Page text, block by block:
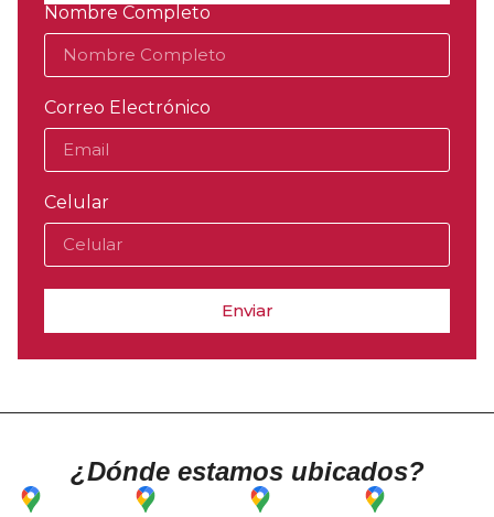
Nombre Completo
Correo Electrónico
Celular
Enviar
¿Dónde estamos ubicados?